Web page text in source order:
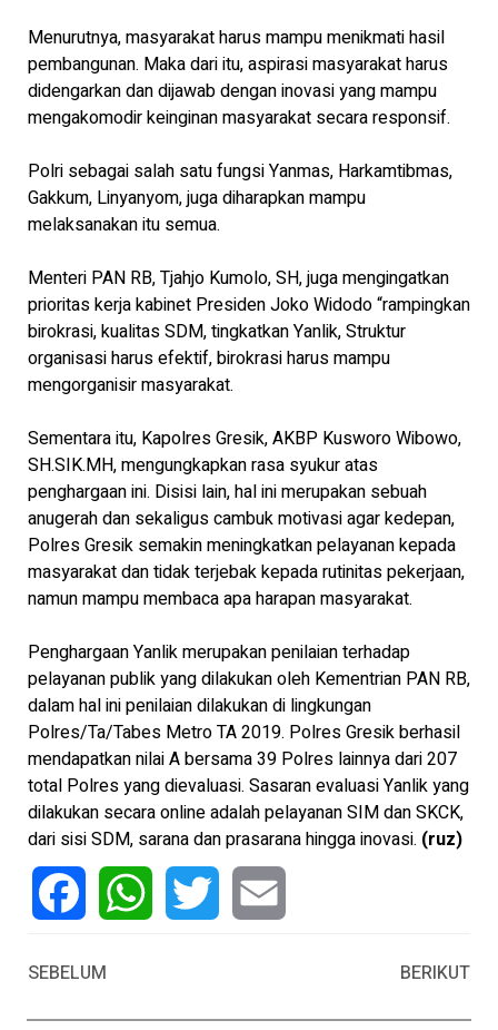
Menurutnya, masyarakat harus mampu menikmati hasil
pembangunan. Maka dari itu, aspirasi masyarakat harus
didengarkan dan dijawab dengan inovasi yang mampu
mengakomodir keinginan masyarakat secara responsif.
Polri sebagai salah satu fungsi Yanmas, Harkamtibmas,
Gakkum, Linyanyom, juga diharapkan mampu
melaksanakan itu semua.
Menteri PAN RB, Tjahjo Kumolo, SH, juga mengingatkan
prioritas kerja kabinet Presiden Joko Widodo “rampingkan
birokrasi, kualitas SDM, tingkatkan Yanlik, Struktur
organisasi harus efektif, birokrasi harus mampu
mengorganisir masyarakat.
Sementara itu, Kapolres Gresik, AKBP Kusworo Wibowo,
SH.SIK.MH, mengungkapkan rasa syukur atas
penghargaan ini. Disisi lain, hal ini merupakan sebuah
anugerah dan sekaligus cambuk motivasi agar kedepan,
Polres Gresik semakin meningkatkan pelayanan kepada
masyarakat dan tidak terjebak kepada rutinitas pekerjaan,
namun mampu membaca apa harapan masyarakat.
Penghargaan Yanlik merupakan penilaian terhadap
pelayanan publik yang dilakukan oleh Kementrian PAN RB,
dalam hal ini penilaian dilakukan di lingkungan
Polres/Ta/Tabes Metro TA 2019. Polres Gresik berhasil
mendapatkan nilai A bersama 39 Polres lainnya dari 207
total Polres yang dievaluasi. Sasaran evaluasi Yanlik yang
dilakukan secara online adalah pelayanan SIM dan SKCK,
dari sisi SDM, sarana dan prasarana hingga inovasi. (ruz)
SEBELUM
BERIKUT